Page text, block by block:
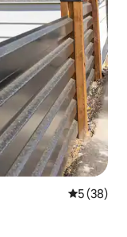
5 af 5 í
5 (38)